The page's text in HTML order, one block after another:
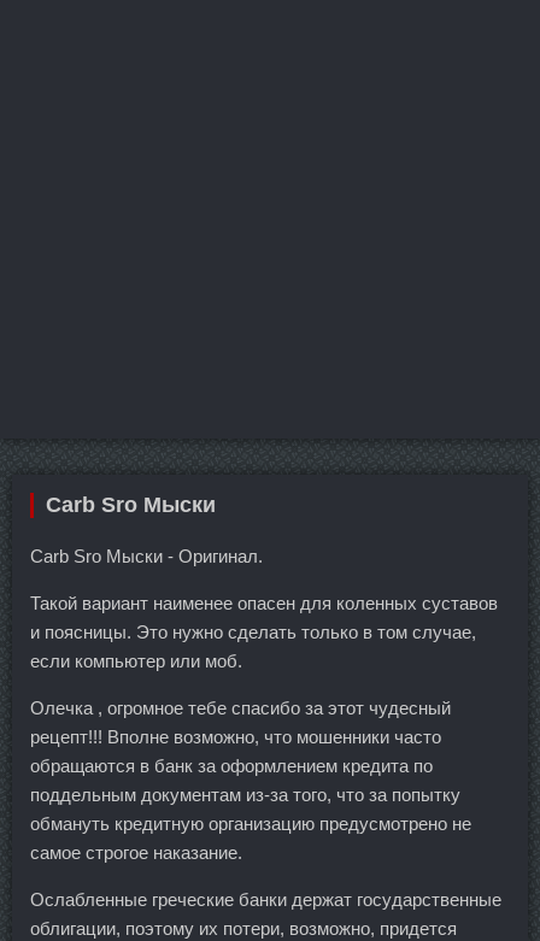
Carb Sro Мыски
Carb Sro Мыски - Оригинал.
Такой вариант наименее опасен для коленных суставов
и поясницы. Это нужно сделать только в том случае,
если компьютер или моб.
Олечка , огромное тебе спасибо за этот чудесный
рецепт!!! Вполне возможно, что мошенники часто
обращаются в банк за оформлением кредита по
поддельным документам из-за того, что за попытку
обмануть кредитную организацию предусмотрено не
самое строгое наказание.
Ослабленные греческие банки держат государственные
облигации, поэтому их потери, возможно, придется